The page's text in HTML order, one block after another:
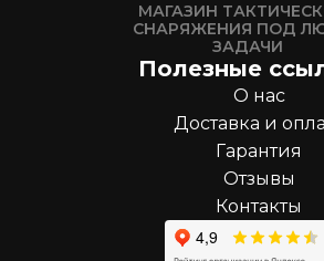
МАГАЗИН
СНАРЯЖЕНИЯ ПОД
ЗАДАЧИ
Полезные
О нас
Доставка и
Гарантия
Отзывы
Контакты